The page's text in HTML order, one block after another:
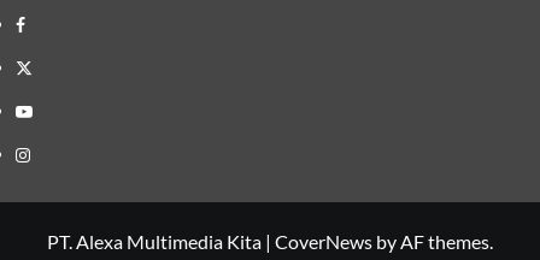
Facebook
Twitter
Youtube
Instagram
PT. Alexa Multimedia Kita | CoverNews by AF themes.